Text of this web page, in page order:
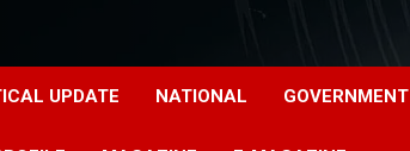
UPDATE NATIONAL GOVERNMENT